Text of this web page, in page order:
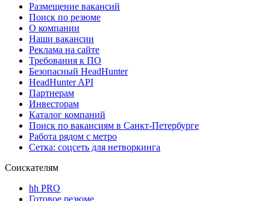
Размещение вакансий
Поиск по резюме
О компании
Наши вакансии
Реклама на сайте
Требования к ПО
Безопасный HeadHunter
HeadHunter API
Партнерам
Инвесторам
Каталог компаний
Поиск по вакансиям в Санкт-Петербурге
Работа рядом с метро
Сетка: соцсеть для нетворкинга
Соискателям
hh PRO
Готовое резюме